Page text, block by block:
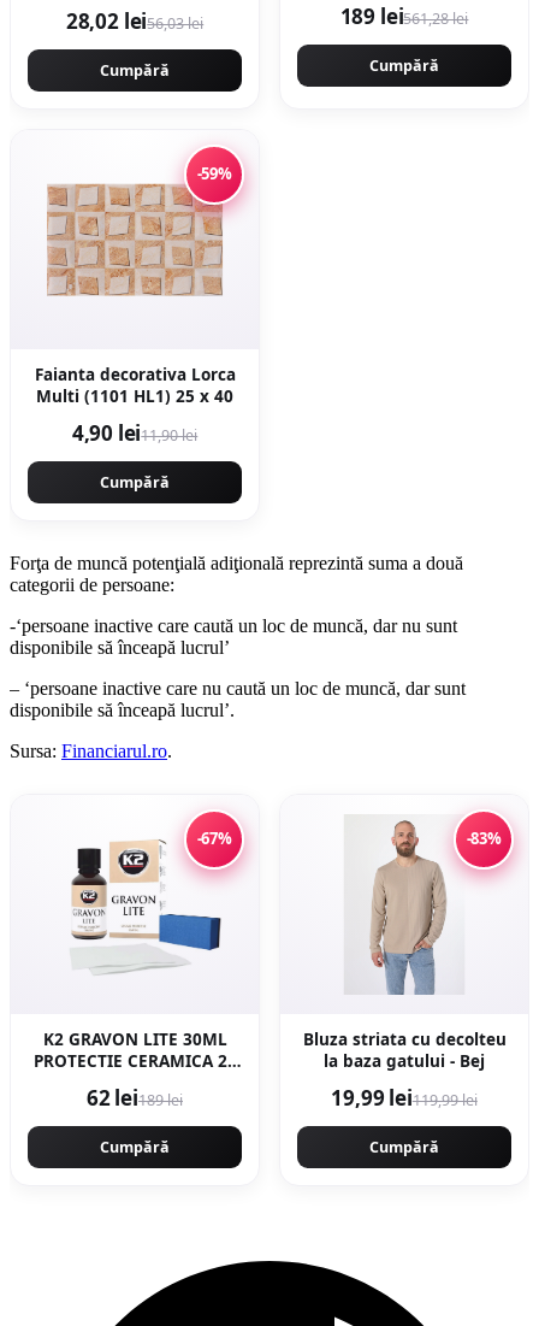
28,02 lei56,03 lei
Cumpără
Protools Campion
CMP1253
189 lei561,28 lei
Cumpără
-59%
Faianta decorativa Lorca
Multi (1101 HL1) 25 x 40
4,90 lei11,90 lei
Cumpără
Forţa de muncă potenţială adiţională reprezintă suma a două
categorii de persoane:
-‘persoane inactive care caută un loc de muncă, dar nu sunt
disponibile să înceapă lucrul’
– ‘persoane inactive care nu caută un loc de muncă, dar sunt
disponibile să înceapă lucrul’.
Sursa: Financiarul.ro.
-67%
K2 GRAVON LITE 30ML
PROTECTIE CERAMICA 24
62 lei189 lei
Cumpără
-83%
Bluza striata cu decolteu
la baza gatului - Bej
19,99 lei119,99 lei
Cumpără